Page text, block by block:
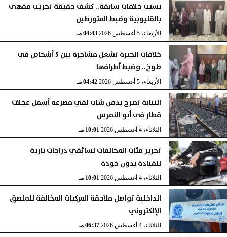
الأربعاء، 5 أغسطس 2026 04:44 مـ
بسبب خلافات سابقة.. كشف حقيقة تخريب مقهى
بالقليوبية وضبط المتورطين
الأربعاء، 5 أغسطس 2026 04:43 مـ
خلافات الجيرة تشعل مشاجرة بين 5 أشخاص في
طوخ.. وضبط أطرافها
الأربعاء، 5 أغسطس 2026 04:42 مـ
النيابة تصرح بدفن شاب لقي مصرعه أسفل عجلات
قطار في أبو النمرس
الثلاثاء، 4 أغسطس 2026 10:01 مـ
تحرير مئات المخالفات لسائقي دراجات نارية
للقيادة بدون خوذة
الثلاثاء، 4 أغسطس 2026 10:01 مـ
الداخلية تواصل ملاحقة المركبات المخالفة للملصق
الإلكتروني
الثلاثاء، 4 أغسطس 2026 06:37 مـ